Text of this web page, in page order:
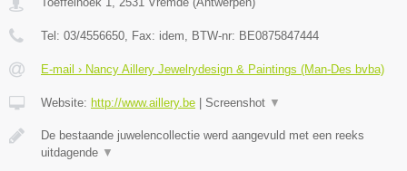
Tel: 03/4556650 , Fax: idem , BTW-nr: BE0875847444
E-mail › Nancy Aillery Jewelrydesign & Paintings (Man-Des bvba)
Website: http://www.aillery.be Screenshot ▼
De bestaande juwelencollectie werd aangevuld met een reeks
uitdagende ▼